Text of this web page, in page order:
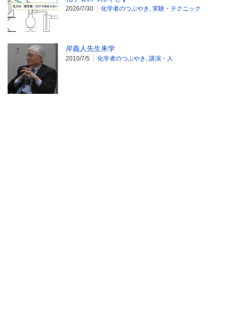
2026/7/30 化学者のつぶやき , 実験・テクニック
岸義人先生来学
2010/7/5 化学者のつぶやき , 講演・人